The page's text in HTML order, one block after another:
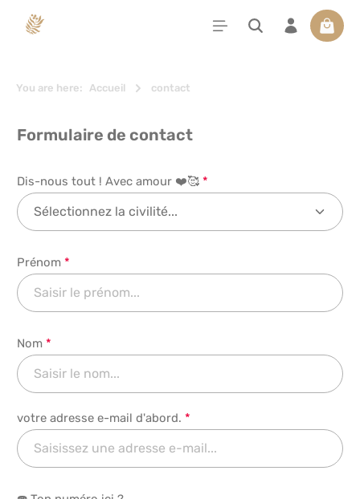
principal Le
You are here: Accueil contact
Formulaire de contact
Dis-nous tout ! Avec amour ❤️🥰 *
Prénom *
Nom *
votre adresse e-mail d'abord. *